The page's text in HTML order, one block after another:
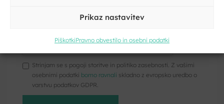
Prikaz nastavitev
PiškotkiPravno obvestilo in osebni podatki
Strinjam se s pogoji storitve in politiko zasebnosti. Z vašimi
osebnimi podatki bomo ravnali skladno z evropsko uredbo o
varstvu podatkov GDPR.